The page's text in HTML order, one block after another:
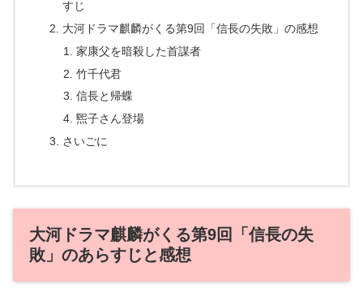
すじ
大河ドラマ麒麟がくる第9回「信長の失敗」の感想
家康父を暗殺した首謀者
竹千代君
信長と帰蝶
煕子さん登場
さいごに
大河ドラマ麒麟がくる第9回「信長の失
敗」のあらすじと感想